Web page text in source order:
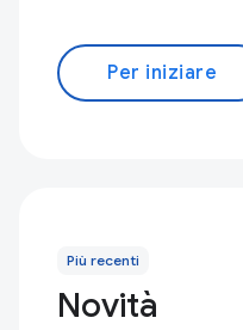
Per iniziare
Più recenti
Novità